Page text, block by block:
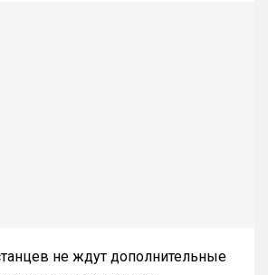
не ждут дополнительные